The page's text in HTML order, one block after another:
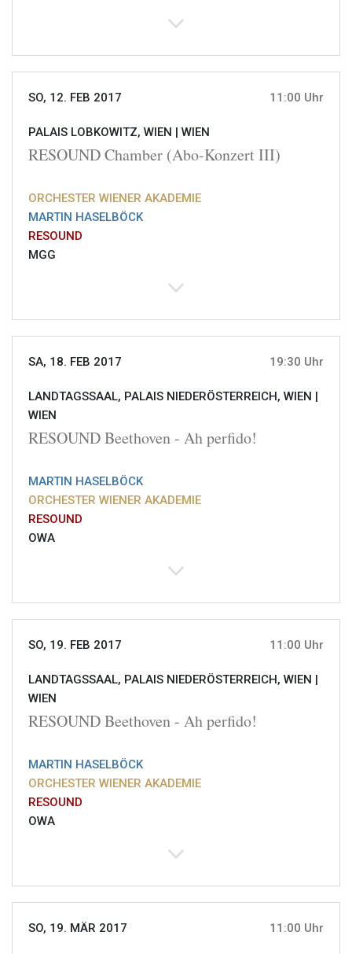
SO, 12. FEB 2017 11:00 Uhr
PALAIS LOBKOWITZ, WIEN | WIEN
RESOUND Chamber (Abo-Konzert III)
ORCHESTER WIENER AKADEMIE
MARTIN HASELBÖCK
RESOUND
MGG
SA, 18. FEB 2017 19:30 Uhr
LANDTAGSSAAL, PALAIS NIEDERÖSTERREICH, WIEN |
WIEN
RESOUND Beethoven - Ah perfido!
MARTIN HASELBÖCK
ORCHESTER WIENER AKADEMIE
RESOUND
OWA
SO, 19. FEB 2017 11:00 Uhr
LANDTAGSSAAL, PALAIS NIEDERÖSTERREICH, WIEN |
WIEN
RESOUND Beethoven - Ah perfido!
MARTIN HASELBÖCK
ORCHESTER WIENER AKADEMIE
RESOUND
OWA
SO, 19. MÄR 2017 11:00 Uhr